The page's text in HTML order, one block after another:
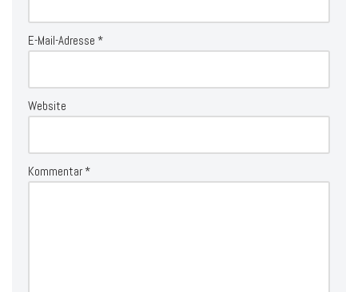
E-Mail-Adresse *
Website
Kommentar*